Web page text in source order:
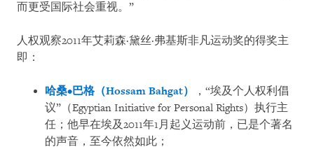
而更受国际社会重视。”
人权观察2011年艾莉森·黛丝·弗基斯非凡运动奖的得奖主
即：
哈桑•巴格（Hossam Bahgat）
，“埃及个人权利倡
议”（Egyptian Initiative for Personal Rights）执行主
任；他早在埃及2011年1月起义运动前，已是个著名
的声音，至今依然如此；